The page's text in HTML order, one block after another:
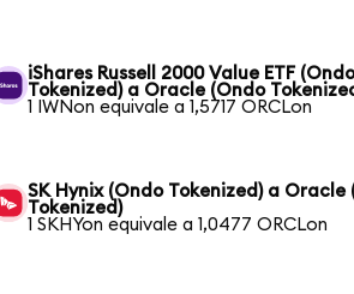
iShares Russell 2000 Value ETF (Ondo
Tokenized) a Oracle (Ondo
1 IWNon equivale a 1,5717 ORCLon
SK Hynix (Ondo Tokenized) a Oracle
Tokenized)
1 SKHYon equivale a 1,0477 ORCLon